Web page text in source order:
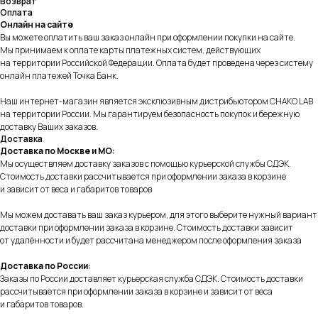
Оплата
Онлайн на сайте
Вы можете оплатить ваш заказ онлайн при оформлении покупки на сайте.
Мы принимаем к оплате карты платежных систем, действующих
на территории Российской Федерации. Оплата будет проведена через систему
онлайн платежей Точка Банк.
Наш интернет-магазин является эксклюзивным дистрибьютором СHAKO LAB
на территории России. Мы гарантируем безопасность покупок и бережную
доставку Ваших заказов.
Доставка
Доставка по Москве и МО:
Мы осуществляем доставку заказов с помощью курьерской службы СДЭК.
Стоимость доставки рассчитывается при оформлении заказа в корзине
и зависит от веса и габаритов товаров
Мы можем доставать ваш заказ курьером, для этого выберите нужный вариант
доставки при оформлении заказа в корзине. Стоимость доставки зависит
от удалённости и будет рассчитана менеджером после оформления заказа
Доставка по России:
Заказы по России доставляет курьерская служба СДЭК. Стоимость доставки
рассчитывается при оформлении заказа в корзине и зависит от веса
и габаритов товаров.